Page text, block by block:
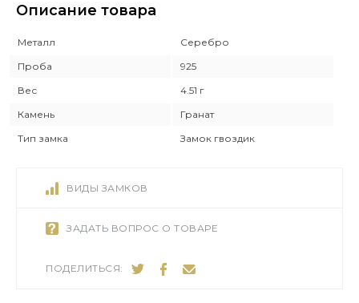
Описание товара
Металл
Серебро
Проба
925
Вес
4.51 г
Камень
Гранат
Тип замка
Замок гвоздик
ВИДЫ ЗАМКОВ
ЗАДАТЬ ВОПРОС О ТОВАРЕ
ПОДЕЛИТЬСЯ: